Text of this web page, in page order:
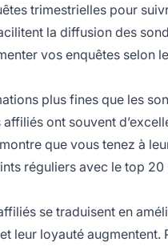
trimestrielles pour
la diffusion des
vos enquêtes selon
plus fines que les
ont souvent
que vous tenez à
réguliers avec le top 20
se traduisent en
leur loyauté augmentent.